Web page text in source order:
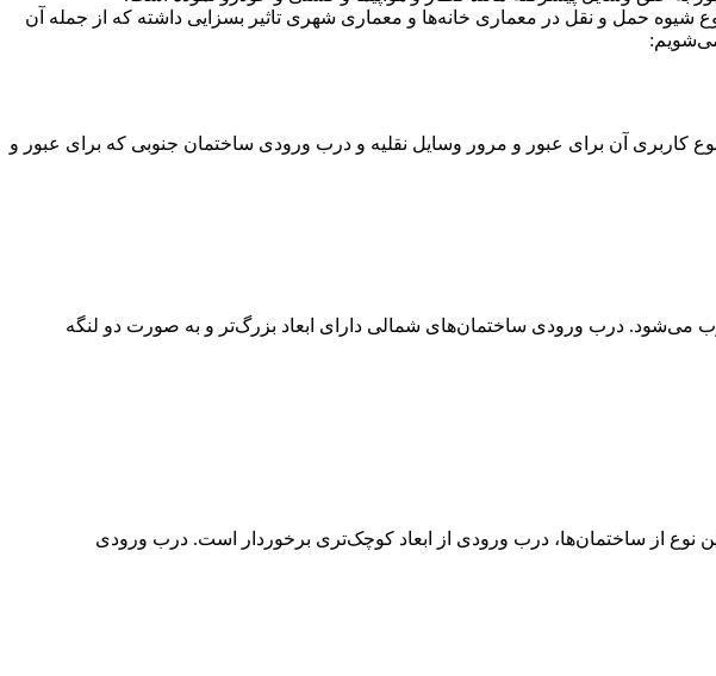
نوع شیوه حمل و نقل در معماری خانه‌ها و معماری شهری تاثیر بسزایی داشته که از جمله آن
آن برای عبور و مرور وسایل نقلیه و درب ورودی ساختمان جنوبی که برای عبور و
درب ورودی ساختمان‌های شمالی دارای ابعاد بزرگ‌تر و به صورت دو لنگه
نوع از ساختمان‌ها، درب ورودی از ابعاد کوچک‌تری برخوردار است. درب ورودی